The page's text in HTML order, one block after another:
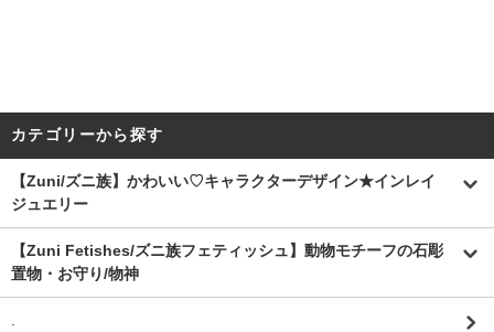
カテゴリーから探す
【Zuni/ズニ族】かわいい♡キャラクターデザイン★インレイ
ジュエリー
【Zuni Fetishes/ズニ族フェティッシュ】動物モチーフの石彫
置物・お守り/物神
.